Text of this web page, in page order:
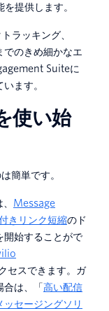
提供します。
ラッキング、
のきめ細かなエ
Suiteに
ます。
使い始
簡単です。
Message
きリンク短縮のド
開始することがで
セスできます。ガ
合は、「高い配信
セージングソリ